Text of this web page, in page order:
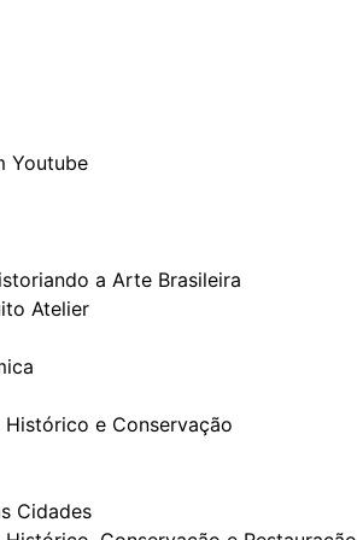
Youtube
a Arte Brasileira
Atelier
Histórico e Conservação
Cidades